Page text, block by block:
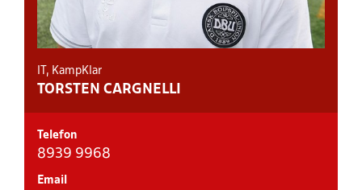
IT, KampKlar
TORSTEN CARGNELLI
Telefon
8939 9968
Email